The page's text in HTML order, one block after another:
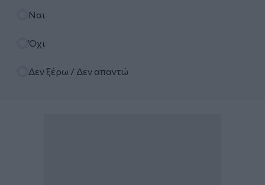
Ναι
Όχι
Δεν ξέρω / Δεν απαντώ